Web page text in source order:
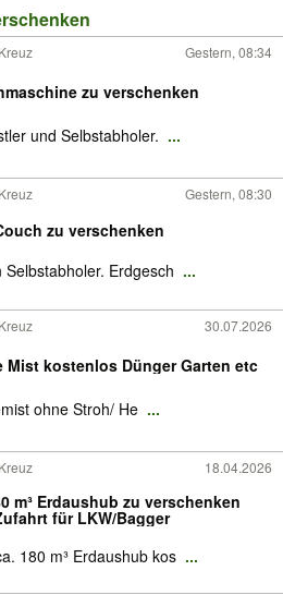
Gestern, 08:34
zu verschenken
und Selbstabholer. ...
Gestern, 08:30
zu verschenken
Selbstabholer. Erdgesch ...
30.07.2026
Mist kostenlos Dünger Garten etc
ohne Stroh/ He ...
18.04.2026
m³ Erdaushub zu verschenken
für LKW/Bagger
180 m³ Erdaushub kos ...